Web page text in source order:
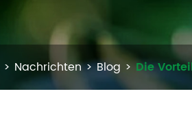
Nachrichten Blog Die